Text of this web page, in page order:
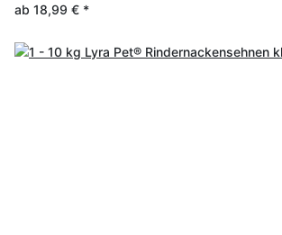
ab 18,99 € *